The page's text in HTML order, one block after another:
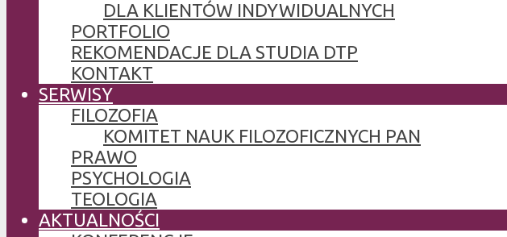
DLA KLIENTÓW INDYWIDUALNYCH
PORTFOLIO
REKOMENDACJE DLA STUDIA DTP
KONTAKT
SERWISY
FILOZOFIA
KOMITET NAUK FILOZOFICZNYCH PAN
PRAWO
PSYCHOLOGIA
TEOLOGIA
AKTUALNOŚCI